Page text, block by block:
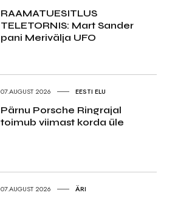
RAAMATUESITLUS
TELETORNIS: Mart Sander
pani Merivälja UFO
07.AUGUST 2026 EESTI ELU
Pärnu Porsche Ringrajal
toimub viimast korda üle
07.AUGUST 2026 ÄRI